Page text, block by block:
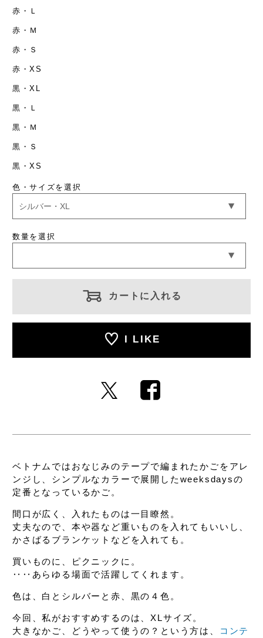
赤・Ｌ
赤・Ｍ
赤・Ｓ
赤・XS
黒・XL
黒・Ｌ
黒・Ｍ
黒・Ｓ
黒・XS
色・サイズを選択
数量を選択
カートに入れる
I LIKE
ベトナムではおなじみのテープで編まれたかごをアレ
ンジし、 シンプルなカラーで展開した weeksdaysの
定番となっているかご。
間口が広く、
入れたものは一目瞭然。
丈夫なので、本や器など重いものを入れてもいいし、
かさばるブランケットなどを入れても。
買いものに、ピクニックに。
‥‥あらゆる場面で活躍してくれます。
色は、白とシルバーと赤、黒の４色。
今回、私がおすすめするのは、XLサイズ。
大きなかご、どうやって使うの？という方は、
コンテ